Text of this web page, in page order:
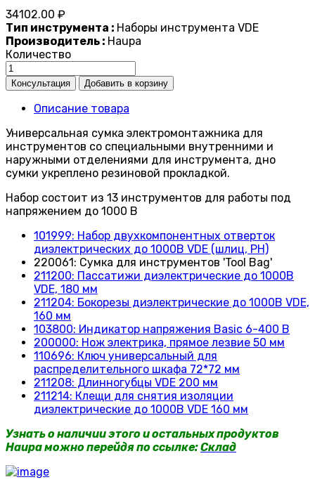
34102.00 ₽
Тип инструмента : Наборы инструмента VDE
Производитель : Haupa
Количество
Описание товара
Универсальная сумка электромонтажника для
инструментов со специальными внутренними и
наружными отделениями для инструмента, дно
сумки укреплено резиновой прокладкой.
Набор состоит из 13 инструментов для работы под
напряжением до 1000 В
101999: Набор двухкомпонентных отверток
диэлектрических до 1000В VDE (шлиц, РН)
220061: Сумка для инструментов 'Tool Bag'
211200: Пассатижи диэлектрические до 1000В
VDE, 180 мм
211204: Бокорезы диэлектрические до 1000В VDE,
160 мм
103800: Индикатор напряжения Basic 6-400 В
200000: Нож электрика, прямое лезвие 50 мм
110696: Ключ универсальный для
распределительного шкафа 72*72 мм
211208: Длинногубцы VDE 200 мм
211214: Клещи для снятия изоляции
диэлектрические до 1000В VDE 160 мм
Узнать о наличии этого и остальных продуктов
Haupa можно перейдя по ссылке:Склад